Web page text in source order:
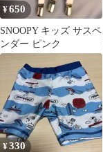
¥650
SNOOPY キッズ サスペ
ンダー ピンク
¥330